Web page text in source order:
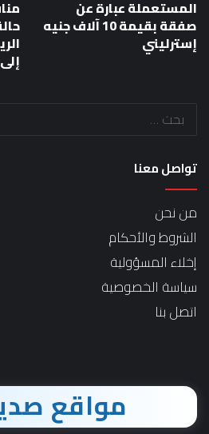
المستعملة عبارة عن
صفقة بقيمة 10 آلاف جنيه
إسترليني
تواصل معنا
من نحن
الشروط والأحكام
إخلاء المسؤولية
سياسة الخصوصية
اتصل بنا
مواقع